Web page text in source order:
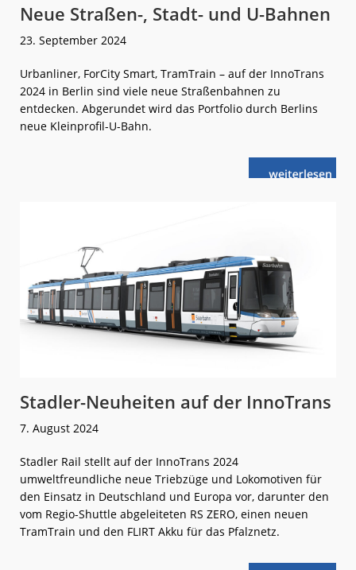
Neue Straßen-, Stadt- und U-Bahnen
23. September 2024
Urbanliner, ForCity Smart, TramTrain – auf der InnoTrans
2024 in Berlin sind viele neue Straßenbahnen zu
entdecken. Abgerundet wird das Portfolio durch Berlins
neue Kleinprofil-U-Bahn.
weiterlese
nNeue
Stadler-Neuheiten auf der InnoTrans
7. August 2024
Stadler Rail stellt auf der InnoTrans 2024
umweltfreundliche neue Triebzüge und Lokomotiven für
den Einsatz in Deutschland und Europa vor, darunter den
vom Regio-Shuttle abgeleiteten RS ZERO, einen neuen
TramTrain und den FLIRT Akku für das Pfalznetz.